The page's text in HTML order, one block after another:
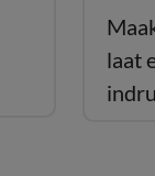
laat